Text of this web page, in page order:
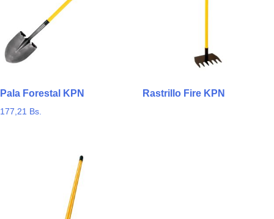
Pala Forestal KPN
177,21 Bs.
Rastrillo Fire KPN